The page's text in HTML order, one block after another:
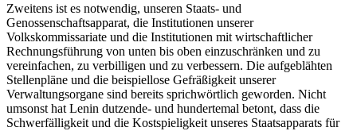
Zweitens ist es notwendig, unseren Staats- und
Genossenschaftsapparat, die Institutionen unserer
Volkskommissariate und die Institutionen mit wirtschaftlicher
Rechnungsführung von unten bis oben einzuschränken und zu
vereinfachen, zu verbilligen und zu verbessern. Die aufgeblähten
Stellenpläne und die beispiellose Gefräßigkeit unserer
Verwaltungsorgane sind bereits sprichwörtlich geworden. Nicht
umsonst hat Lenin dutzende- und hundertemal betont, dass die
Schwerfälligkeit und die Kostspieligkeit unseres Staatsapparats für